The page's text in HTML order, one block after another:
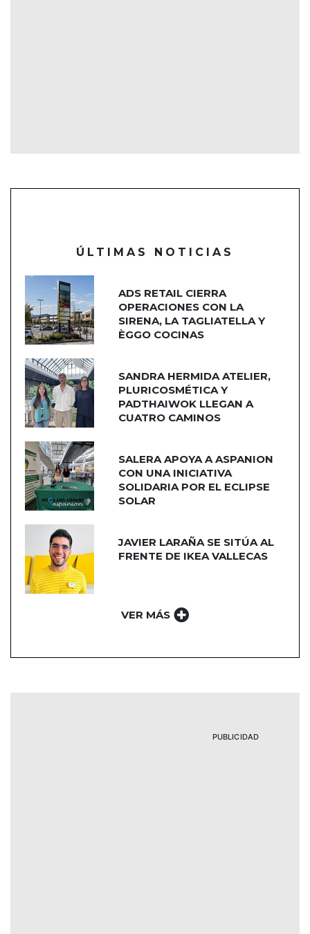
ÚLTIMAS NOTICIAS
ADS RETAIL CIERRA
OPERACIONES CON LA
SIRENA, LA TAGLIATELLA Y
ÈGGO COCINAS
SANDRA HERMIDA ATELIER,
PLURICOSMÉTICA Y
PADTHAIWOK LLEGAN A
CUATRO CAMINOS
SALERA APOYA A ASPANION
CON UNA INICIATIVA
SOLIDARIA POR EL ECLIPSE
SOLAR
JAVIER LARAÑA SE SITÚA AL
FRENTE DE IKEA VALLECAS
VER MÁS
PUBLICIDAD